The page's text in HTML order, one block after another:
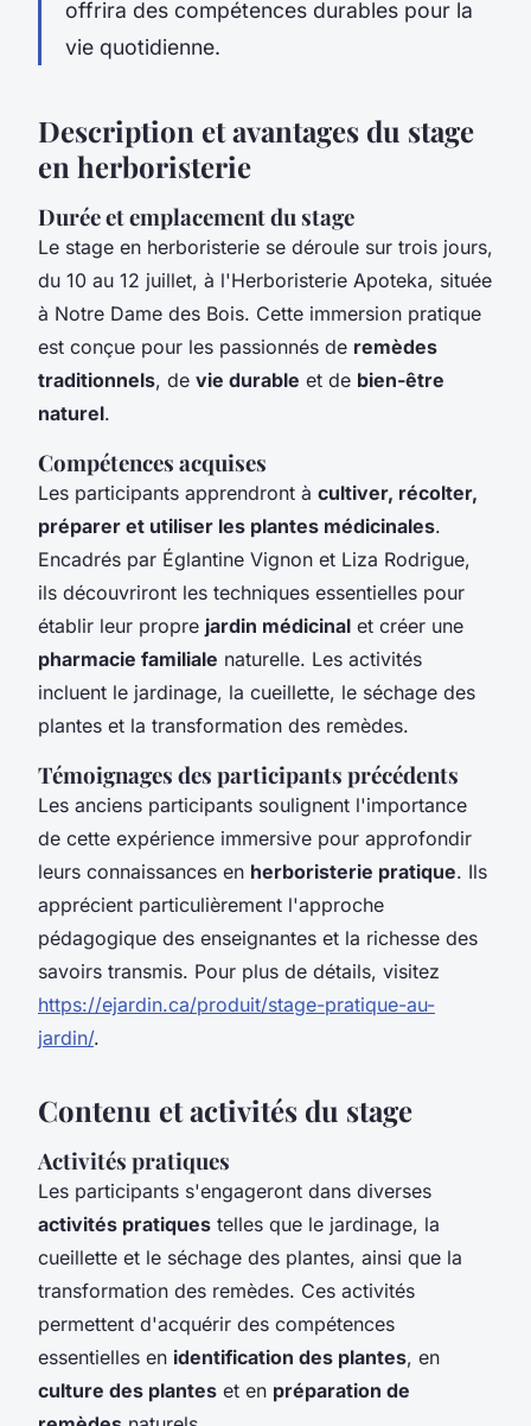
offrira des compétences durables pour la
vie quotidienne.
Description et avantages du stage
en herboristerie
Durée et emplacement du stage
Le stage en herboristerie se déroule sur trois jours,
du 10 au 12 juillet, à l'Herboristerie Apoteka, située
à Notre Dame des Bois. Cette immersion pratique
est conçue pour les passionnés de remèdes
traditionnels, de vie durable et de bien-être
naturel.
Compétences acquises
Les participants apprendront à cultiver, récolter,
préparer et utiliser les plantes médicinales.
Encadrés par Églantine Vignon et Liza Rodrigue,
ils découvriront les techniques essentielles pour
établir leur propre jardin médicinal et créer une
pharmacie familiale naturelle. Les activités
incluent le jardinage, la cueillette, le séchage des
plantes et la transformation des remèdes.
Témoignages des participants précédents
Les anciens participants soulignent l'importance
de cette expérience immersive pour approfondir
leurs connaissances en herboristerie pratique. Ils
apprécient particulièrement l'approche
pédagogique des enseignantes et la richesse des
savoirs transmis. Pour plus de détails, visitez
https://ejardin.ca/produit/stage-pratique-au-
jardin/.
Contenu et activités du stage
Activités pratiques
Les participants s'engageront dans diverses
activités pratiques telles que le jardinage, la
cueillette et le séchage des plantes, ainsi que la
transformation des remèdes. Ces activités
permettent d'acquérir des compétences
essentielles en identification des plantes, en
culture des plantes et en préparation de